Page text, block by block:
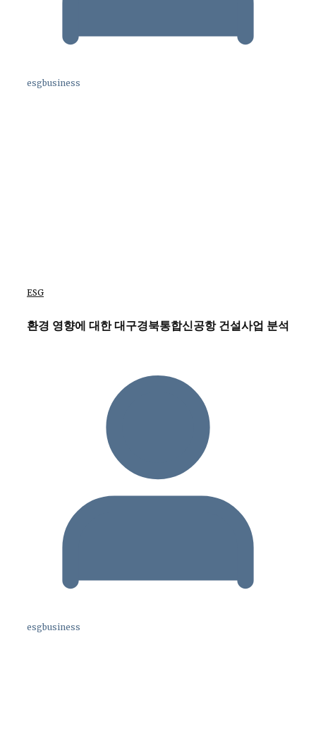
esgbusiness
ESG
환경 영향에 대한 대구경북통합신공항 건설사업 분석
esgbusiness